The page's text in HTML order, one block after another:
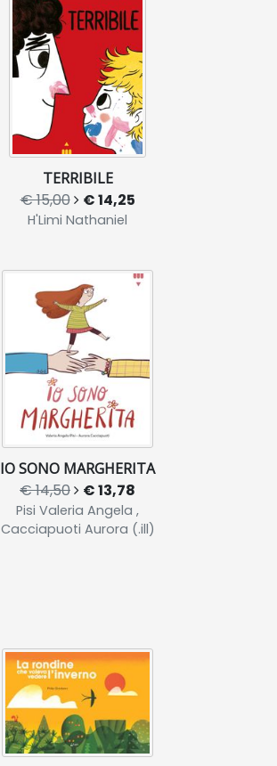
TERRIBILE
€ 15,00 € 14,25
H'Limi Nathaniel
IO SONO MARGHERITA
€ 14,50 € 13,78
Pisi Valeria Angela ,
Cacciapuoti Aurora (.ill)